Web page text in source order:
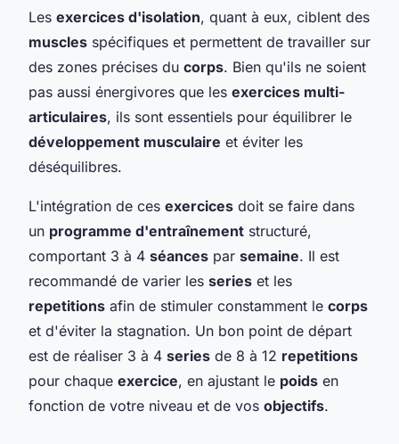
Les exercices d'isolation, quant à eux, ciblent des
muscles spécifiques et permettent de travailler sur
des zones précises du corps. Bien qu'ils ne soient
pas aussi énergivores que les exercices multi-
articulaires, ils sont essentiels pour équilibrer le
développement musculaire et éviter les
déséquilibres.
L'intégration de ces exercices doit se faire dans
un programme d'entraînement structuré,
comportant 3 à 4 séances par semaine. Il est
recommandé de varier les series et les
repetitions afin de stimuler constamment le corps
et d'éviter la stagnation. Un bon point de départ
est de réaliser 3 à 4 series de 8 à 12 repetitions
pour chaque exercice, en ajustant le poids en
fonction de votre niveau et de vos objectifs.